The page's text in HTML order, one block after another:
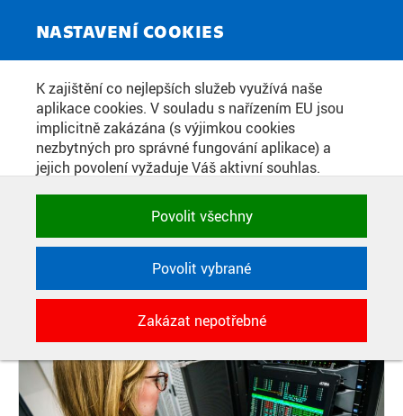
NASTAVENÍ COOKIES
K zajištění co nejlepších služeb využívá naše
aplikace cookies. V souladu s nařízením EU jsou
implicitně zakázána (s výjimkou cookies
nezbytných pro správné fungování aplikace) a
jejich povolení vyžaduje Váš aktivní souhlas.
zakázat, případně vybrat a povolit cookies podle
kategorie. Svoje rozhodnutí můžete samozřejmě
kdykoli změnit.
POTŘEBNÉ
Technické cookies využívané aplikacemi
ČVUT pro uchování jejich nastavení,
vlastností a identifikátorů relace. Jsou
nezbytné pro správné fungování a jsou
vždy aktivní.
Povolit všechny
Povolit vybrané
Zakázat nepotřebné
ZPRAVODAJSKÝ SERVIS
WE ARE INVOLVED IN THE
DEVELOPMENT OF A TOOL THAT
AUTOMATICALLY GENERATES
NEWS FROM THE PRAGUE STOCK
6. 11. 2019